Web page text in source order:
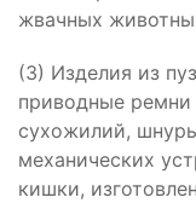
жвачных
(3) Изделия из
приводные ремни
сухожилий,
механических
кишки,